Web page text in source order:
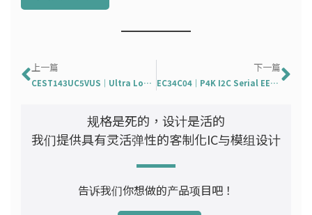
Prev
上一篇
CEST143UC5VUS｜Ultra Low Capacitance ESD TVS Array In SOT-143
下一篇
EC34C04｜P4K I2C Serial EEPROM with Software Write Protection
下
规格是死的，设计是活的
我们提供具有灵活弹性的客制化IC与模组设计
告诉我们你想做的产品项目吧！